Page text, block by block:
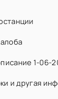
1-06-
и другая